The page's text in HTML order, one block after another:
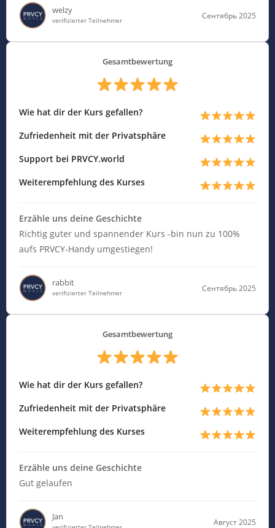
welzy
verifizierter Teilnehmer
Сентябрь 2025
Gesamtbewertung
Wie hat dir der Kurs gefallen?
Zufriedenheit mit der Privatsphäre
Support bei PRVCY.world
Weiterempfehlung des Kurses
Erzähle uns deine Geschichte
Richtig guter und spannender Kurs -bin nun zu 100%
aufs PRVCY-Handy umgestiegen!
rabbit
verifizierter Teilnehmer
Сентябрь 2025
Gesamtbewertung
Wie hat dir der Kurs gefallen?
Zufriedenheit mit der Privatsphäre
Weiterempfehlung des Kurses
Erzähle uns deine Geschichte
Gut gelaufen
Jan Август 2025